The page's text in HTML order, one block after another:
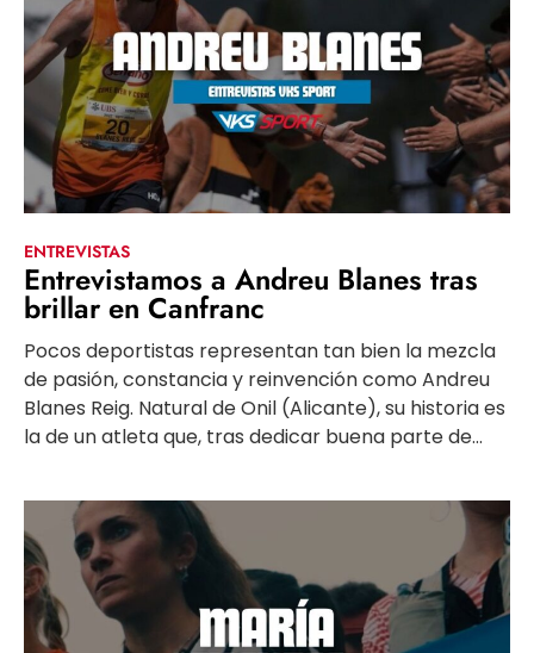
ENTREVISTAS
Entrevistamos a Andreu Blanes tras
brillar en Canfranc
Pocos deportistas representan tan bien la mezcla
de pasión, constancia y reinvención como Andreu
Blanes Reig. Natural de Onil (Alicante), su historia es
la de un atleta que, tras dedicar buena parte de...